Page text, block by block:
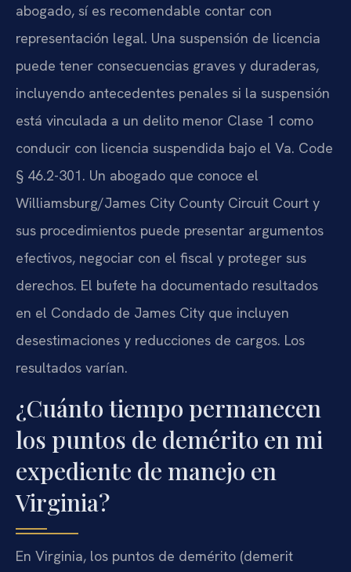
abogado, sí es recomendable contar con
representación legal. Una suspensión de licencia
puede tener consecuencias graves y duraderas,
incluyendo antecedentes penales si la suspensión
está vinculada a un delito menor Clase 1 como
conducir con licencia suspendida bajo el Va. Code
§ 46.2-301. Un abogado que conoce el
Williamsburg/James City County Circuit Court y
sus procedimientos puede presentar argumentos
efectivos, negociar con el fiscal y proteger sus
derechos. El bufete ha documentado resultados
en el Condado de James City que incluyen
desestimaciones y reducciones de cargos. Los
resultados varían.
¿Cuánto tiempo permanecen
los puntos de demérito en mi
expediente de manejo en
Virginia?
En Virginia, los puntos de demérito (demerit